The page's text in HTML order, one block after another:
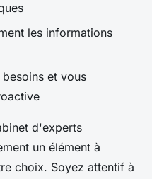
les informations
et vous
d'experts
un élément à
choix. Soyez attentif à